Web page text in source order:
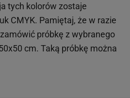
tych kolorów zostaje
CMYK. Pamiętaj, że w razie
próbkę z wybranego
cm. Taką próbkę można